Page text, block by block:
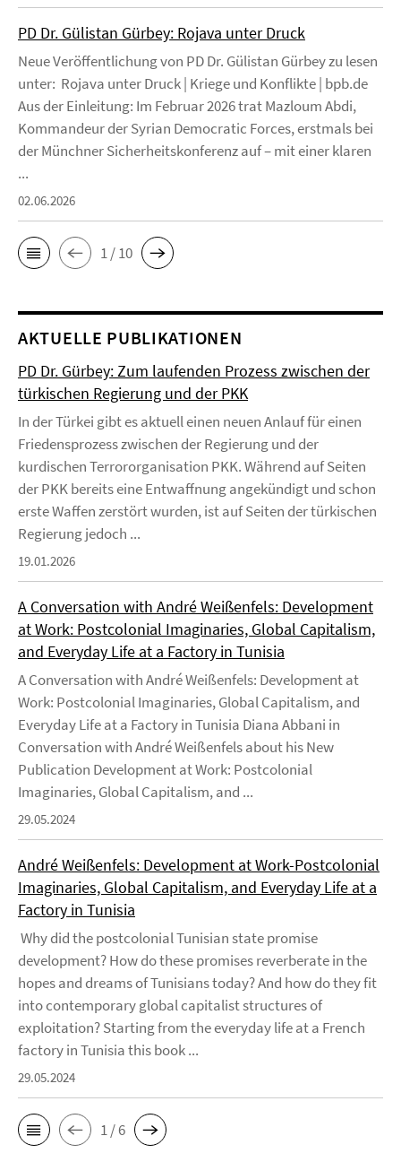
PD Dr. Gülistan Gürbey: Rojava unter Druck
Neue Veröffentlichung von PD Dr. Gülistan Gürbey zu lesen
unter: Rojava unter Druck | Kriege und Konflikte | bpb.de
Aus der Einleitung: Im Februar 2026 trat Mazloum Abdi,
Kommandeur der Syrian Democratic Forces, erstmals bei
der Münchner Sicherheitskonferenz auf – mit einer klaren
...
02.06.2026
1 / 10
AKTUELLE PUBLIKATIONEN
PD Dr. Gürbey: Zum laufenden Prozess zwischen der
türkischen Regierung und der PKK
In der Türkei gibt es aktuell einen neuen Anlauf für einen
Friedensprozess zwischen der Regierung und der
kurdischen Terrororganisation PKK. Während auf Seiten
der PKK bereits eine Entwaffnung angekündigt und schon
erste Waffen zerstört wurden, ist auf Seiten der türkischen
Regierung jedoch ...
19.01.2026
A Conversation with André Weißenfels: Development
at Work: Postcolonial Imaginaries, Global Capitalism,
and Everyday Life at a Factory in Tunisia
A Conversation with André Weißenfels: Development at
Work: Postcolonial Imaginaries, Global Capitalism, and
Everyday Life at a Factory in Tunisia Diana Abbani in
Conversation with André Weißenfels about his New
Publication Development at Work: Postcolonial
Imaginaries, Global Capitalism, and ...
29.05.2024
André Weißenfels: Development at Work-Postcolonial
Imaginaries, Global Capitalism, and Everyday Life at a
Factory in Tunisia
Why did the postcolonial Tunisian state promise
development? How do these promises reverberate in the
hopes and dreams of Tunisians today? And how do they fit
into contemporary global capitalist structures of
exploitation? Starting from the everyday life at a French
factory in Tunisia this book ...
29.05.2024
1 / 6